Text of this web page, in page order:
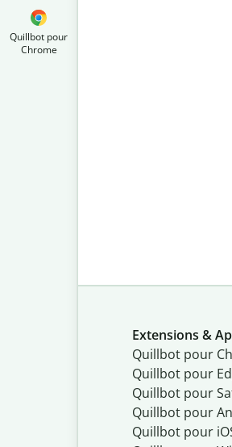
Quillbot pour
Chrome
Extensions &
Quillbot pour
Quillbot pour
Quillbot pour
Quillbot pour
Quillbot pour